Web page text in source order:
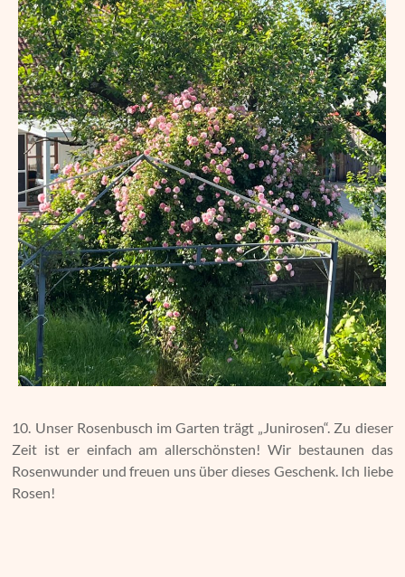
10. Unser Rosenbusch im Garten trägt „Junirosen“. Zu dieser
Zeit ist er einfach am allerschönsten! Wir bestaunen das
Rosenwunder und freuen uns über dieses Geschenk. Ich liebe
Rosen!